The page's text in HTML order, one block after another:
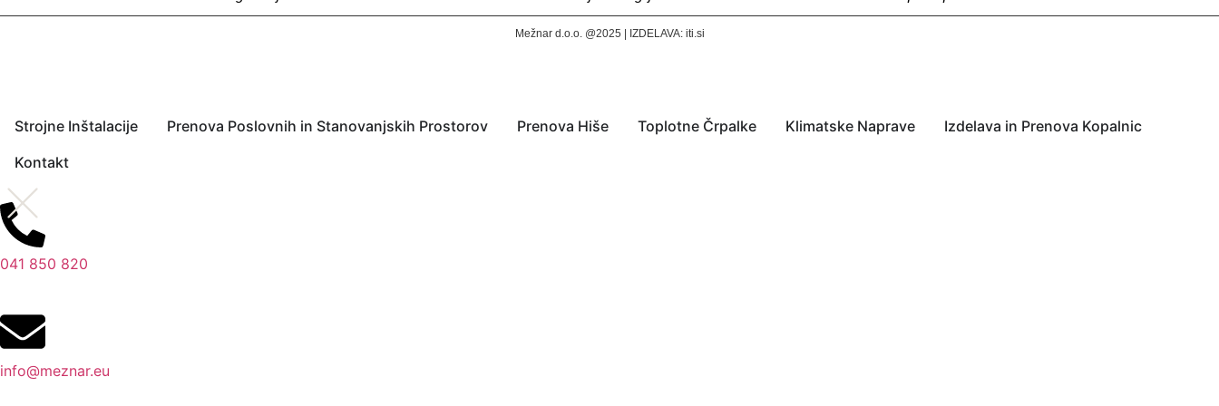
Mežnar d.o.o. @2025 | IZDELAVA: iti.si
Strojne Inštalacije Prenova Poslovnih in Stanovanjskih Prostorov Prenova Hiše Toplotne Črpalke Klimatske Naprave
Izdelava in Prenova Kopalnic
Kontakt
041 850 820
info@meznar.eu